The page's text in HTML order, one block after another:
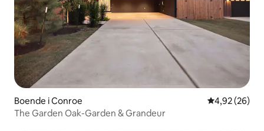
Boende i Conroe 4,92 av 5 i
4,92 (26)
The Garden Oak-Garden & Grandeur